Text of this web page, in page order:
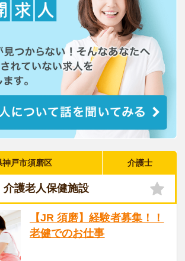
神戸市須磨区 介護士
介護老人保健施設
【JR 須磨】経験者募集！！
老健でのお仕事